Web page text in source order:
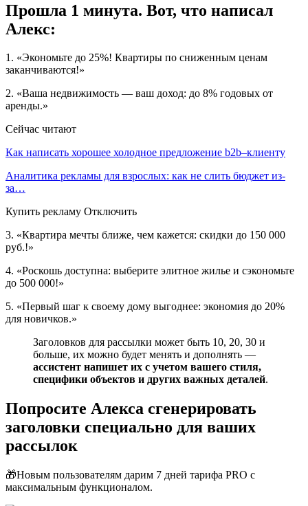
Прошла 1 минута. Вот, что написал
Алекс:
1. «Экономьте до 25%! Квартиры по сниженным ценам
заканчиваются!»
2. «Ваша недвижимость — ваш доход: до 8% годовых от
аренды.»
Сейчас читают
Как написать хорошее холодное предложение b2b–клиенту
Аналитика рекламы для взрослых: как не слить бюджет из-
за…
Купить рекламу Отключить
3. «Квартира мечты ближе, чем кажется: скидки до 150 000
руб.!»
4. «Роскошь доступна: выберите элитное жилье и сэкономьте
до 500 000!»
5. «Первый шаг к своему дому выгоднее: экономия до 20%
для новичков.»
Заголовков для рассылки может быть 10, 20, 30 и
больше, их можно будет менять и дополнять —
ассистент напишет их с учетом вашего стиля,
специфики объектов и других важных деталей.
Попросите Алекса сгенерировать
заголовки специально для ваших
рассылок
🎁Новым пользователям дарим 7 дней тарифа PRO с
максимальным функционалом.